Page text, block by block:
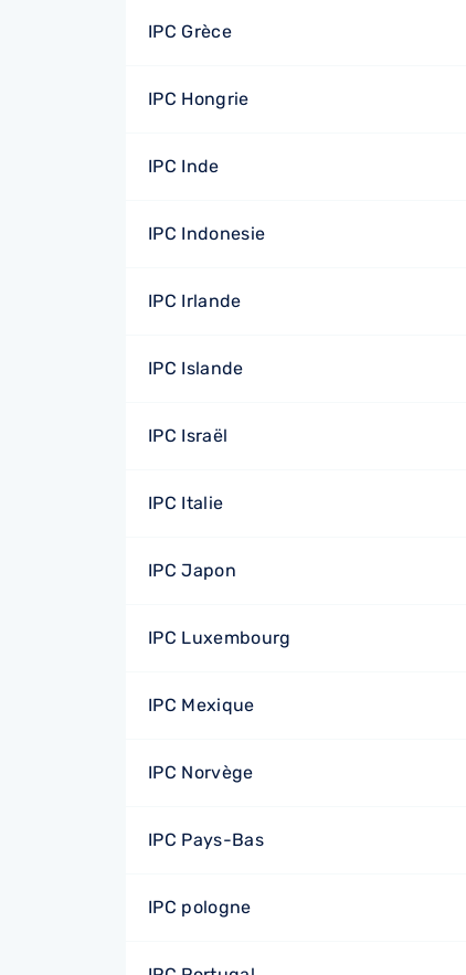
IPC Grèce
IPC Hongrie
IPC Inde
IPC Indonesie
IPC Irlande
IPC Islande
IPC Israël
IPC Italie
IPC Japon
IPC Luxembourg
IPC Mexique
IPC Norvège
IPC Pays-Bas
IPC pologne